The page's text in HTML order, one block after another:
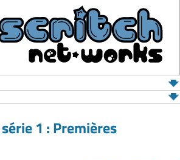
1 : Premières